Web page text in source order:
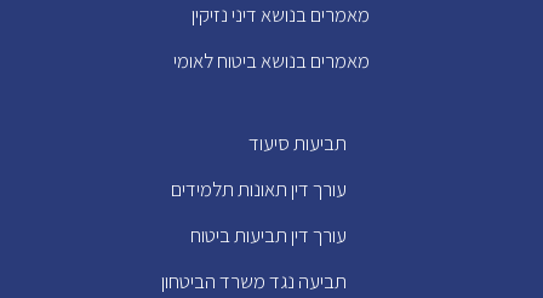
מאמרים בנושא דיני נזיקין
מאמרים בנושא ביטוח לאומי
תביעות סיעוד
עורך דין תאונות תלמידים
עורך דין תביעות ביטוח
תביעה נגד משרד הביטחון